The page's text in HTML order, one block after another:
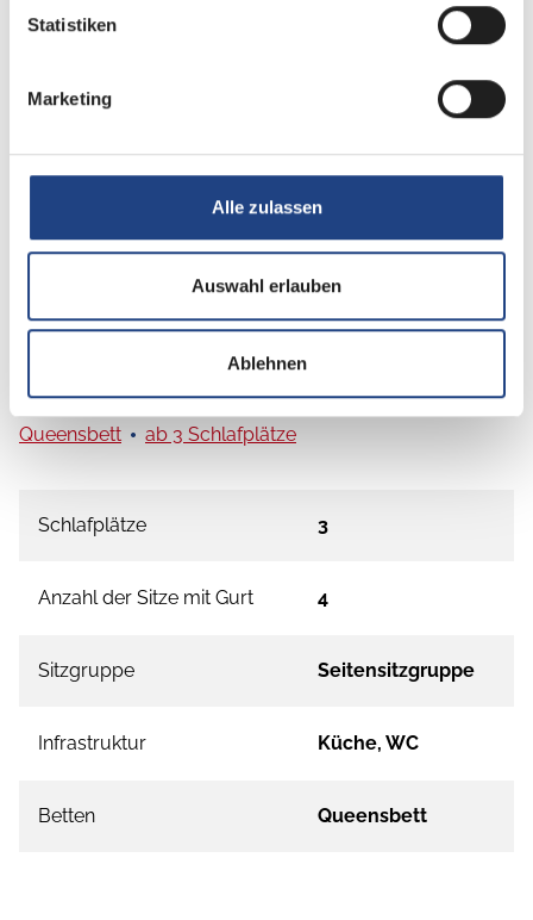
Statistiken
Marketing
Alle zulassen
Auswahl erlauben
Ablehnen
Grundrissbeschreibung
Queensbett ab 3 Schlafplätze
Schlafplätze 3
Anzahl der Sitze mit Gurt 4
Sitzgruppe Seitensitzgruppe
Infrastruktur Küche, WC
Betten Queensbett